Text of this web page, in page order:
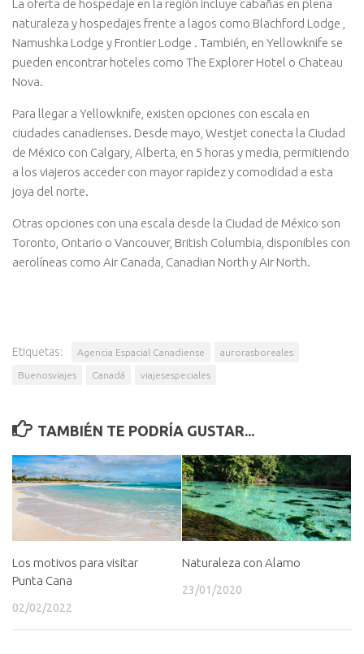
La oferta de hospedaje en la región incluye cabañas en plena
naturaleza y hospedajes frente a lagos como Blachford Lodge ,
Namushka Lodge y Frontier Lodge . También, en Yellowknife se
pueden encontrar hoteles como The Explorer Hotel o Chateau
Nova.
Para llegar a Yellowknife, existen opciones con escala en
ciudades canadienses. Desde mayo, Westjet conecta la Ciudad
de México con Calgary, Alberta, en 5 horas y media, permitiendo
a los viajeros acceder con mayor rapidez y comodidad a esta
joya del norte.
Otras opciones con una escala desde la Ciudad de México son
Toronto, Ontario o Vancouver, British Columbia, disponibles con
aerolíneas como Air Canada, Canadian North y Air North.
Etiquetas: Agencia Espacial Canadiense aurorasboreales
Buenosviajes Canadá viajesespeciales
TAMBIÉN TE PODRÍA GUSTAR...
Los motivos para visitar
Punta Cana
02/02/2022
Naturaleza con Alamo
23/01/2020